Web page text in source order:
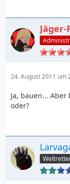
Jäger-
24. August 2011 um
Ja, bauen...
oder?